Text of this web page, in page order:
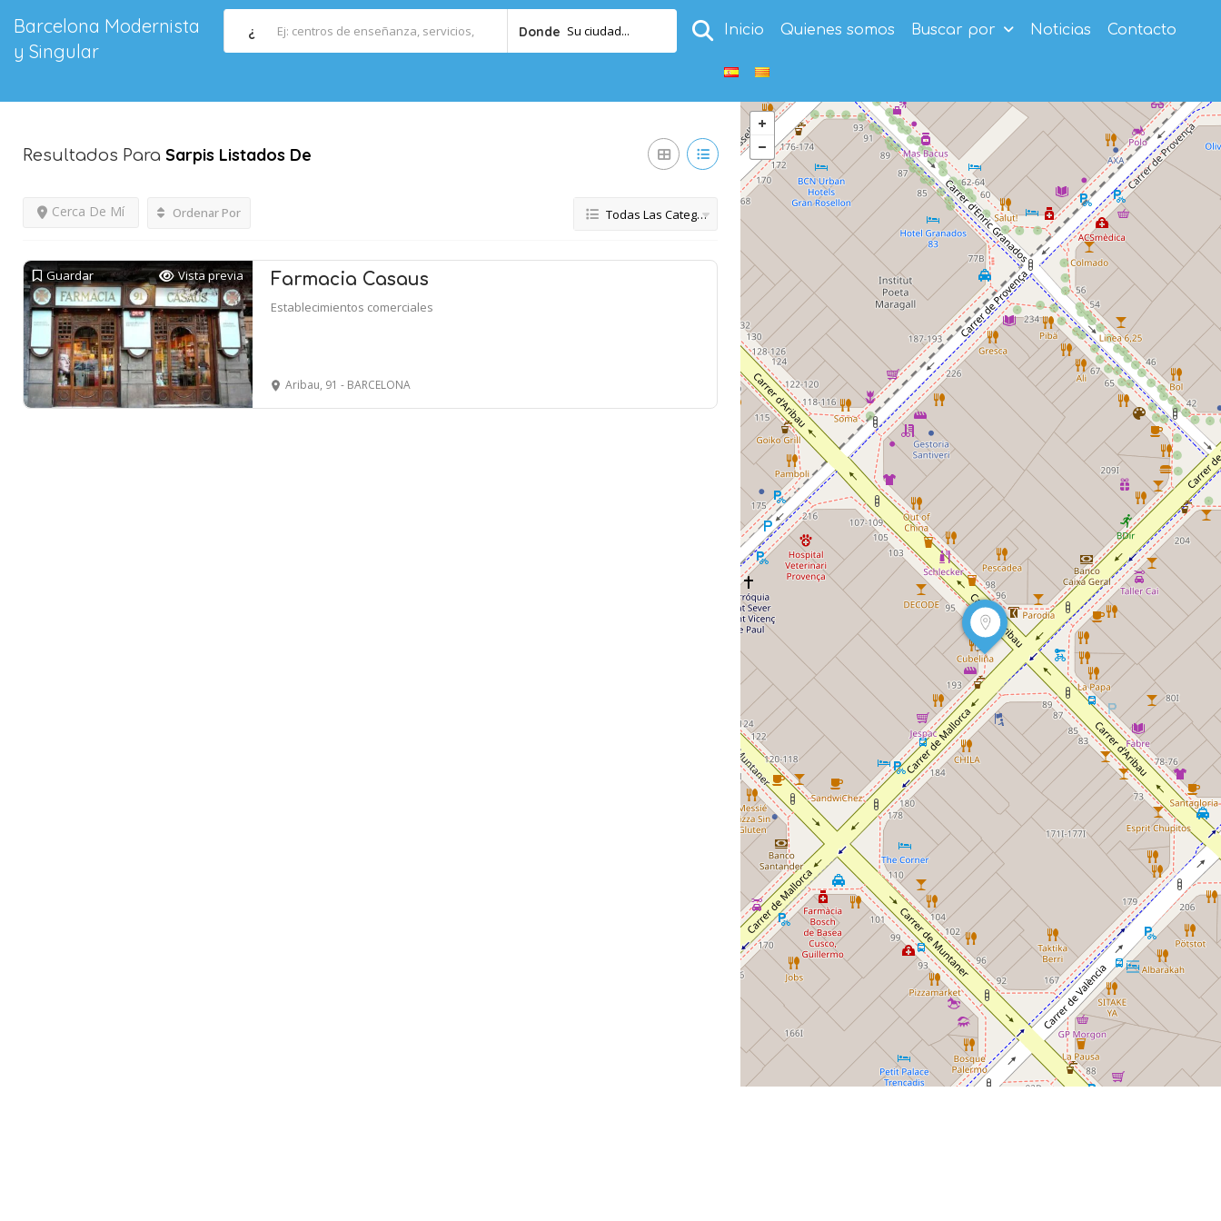
Barcelona Modernista
y Singular
¿ Donde Su ciudad... Inicio Quienes somos Buscar por Noticias Contacto
Resultados Para Sarpis Listados De
Cerca De Mí Ordenar Por Todas Las Categorías
Guardar Vista previa Farmacia Casaus
Establecimientos comerciales
Aribau, 91 - BARCELONA